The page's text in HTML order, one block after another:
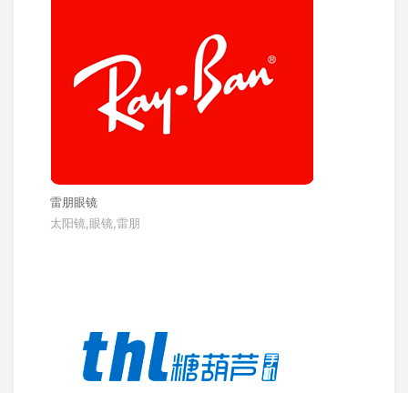
雷朋眼镜
太阳镜,眼镜,雷朋